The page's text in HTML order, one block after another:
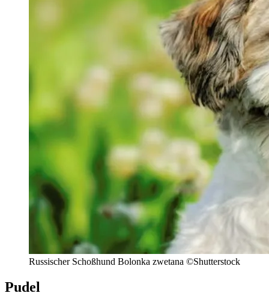
Russischer Schoßhund Bolonka zwetana ©Shutterstock
Pudel